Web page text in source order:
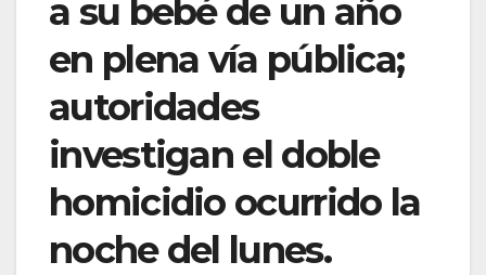
a su bebé de un año
en plena vía pública;
autoridades
investigan el doble
homicidio ocurrido la
noche del lunes.